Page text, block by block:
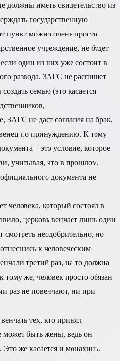
должны иметь свидетельство из
государственную
пункт можно очень просто
учреждение, не будет
один из них уже состоит в
развода. ЗАГС не распишет
семью (это касается
ЗАГС не даст согласия на брак,
по принуждению. К тому
– это условие, которое
учитывая, что в прошлом,
документа не
человека, который состоял в
церковь венчает лишь один
смотреть неодобрительно, но
к человеческим
третий раз, на то должна
тому же, человек просто обязан
раз не повенчают, ни при
тех, кто принял
быть жены, ведь он
же касается и монахинь.